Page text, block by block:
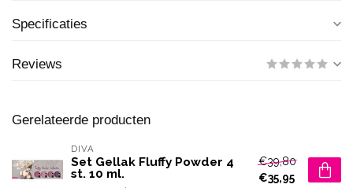
Specificaties
Reviews
Gerelateerde producten
DIVA
Set Gellak Fluffy Powder 4
st. 10 ml.
€39,80
€35,95